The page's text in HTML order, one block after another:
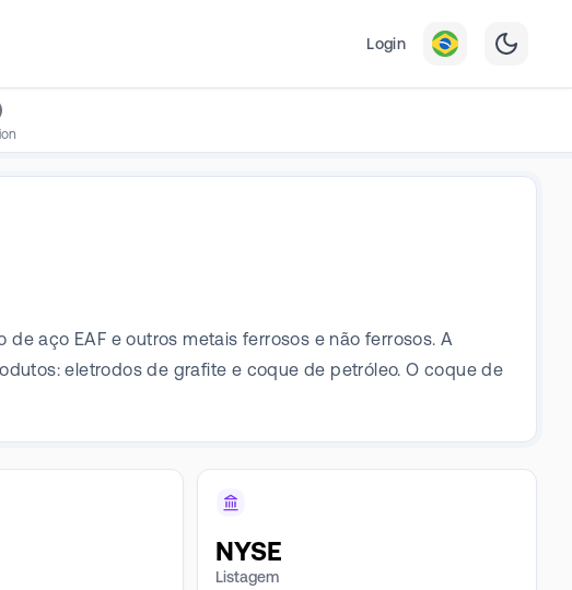
Login
aço EAF e outros metais ferrosos e não ferrosos. A
eletrodos de grafite e coque de petróleo. O coque de
NYSE
Listagem